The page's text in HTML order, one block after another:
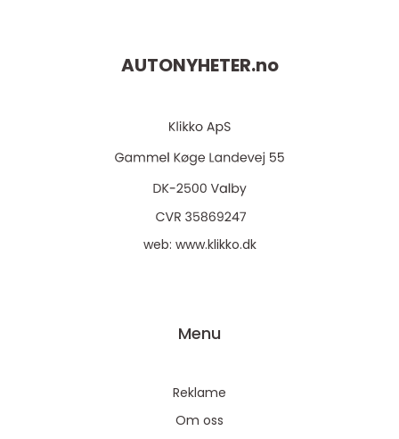
AUTONYHETER.no
web: www.klikko.dk
Menu
Reklame
Om oss